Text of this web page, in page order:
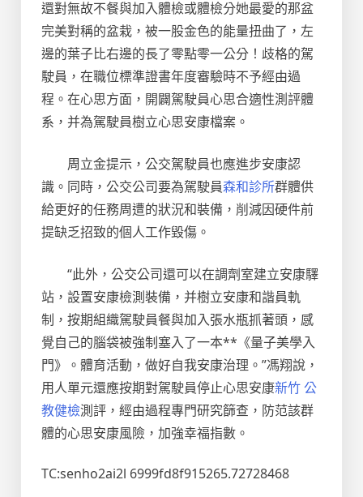
還對無故不餐與加入體檢或體檢分她最愛的那盆
完美對稱的盆栽，被一股金色的能量扭曲了，左
邊的葉子比右邊的長了零點零一公分！歧格的駕
駛員，在職位標準證書年度審驗時不予經由過
程。在心思方面，開闢駕駛員心思合適性測評體
系，并為駕駛員樹立心思安康檔案。
周立金提示，公交駕駛員也應進步安康認
識。同時，公交公司要為駕駛員森和診所群體供
給更好的任務周遭的狀況和裝備，削減因硬件前
提缺乏招致的個人工作毀傷。
“此外，公交公司還可以在調劑室建立安康驛
站，設置安康檢測裝備，并樹立安康和諧員軌
制，按期組織駕駛員餐與加入張水瓶抓著頭，感
覺自己的腦袋被強制塞入了一本**《量子美學入
門》。體育活動，做好自我安康治理。”馮翔說，
用人單元還應按期對駕駛員停止心思安康新竹 公
教健檢測評，經由過程專門研究篩查，防范該群
體的心思安康風險，加強幸福指數。
TC:senho2ai2l 6999fd8f915265.72728468